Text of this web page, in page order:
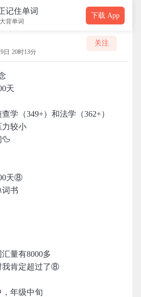
记住单词
背单词
下载 App
日 20时13分
关注
天
学（349+）和法学（362+）
力较小
🦆
天⑧
书
量有8000多
我肯定超过了⑧
年级中旬